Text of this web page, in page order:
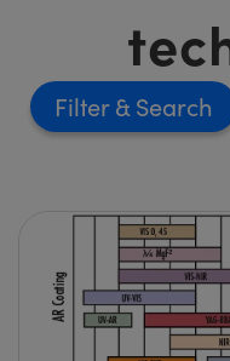
Filter